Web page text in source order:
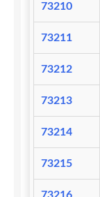
73210
73211
73212
73213
73214
73215